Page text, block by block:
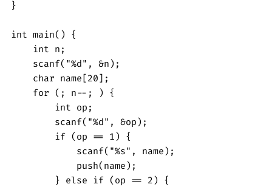
}
int main() {
    int n;
    scanf("%d", &n);
    char name[20];
    for (; n--; ) {
        int op;
        scanf("%d", &op);
        if (op == 1) {
            scanf("%s", name);
            push(name);
        } else if (op == 2) {